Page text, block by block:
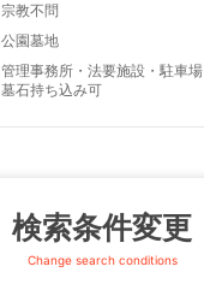
宗教不問
公園墓地
管理事務所 ・ 法要施設 ・ 駐車場
墓石持ち込み可
検索条件変更
Change search conditions